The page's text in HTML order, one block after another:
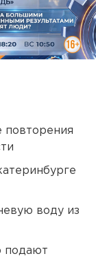
повторения
воду из
подают